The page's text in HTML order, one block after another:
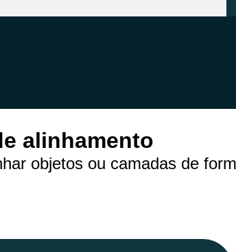
alinhamento
objetos ou camadas de